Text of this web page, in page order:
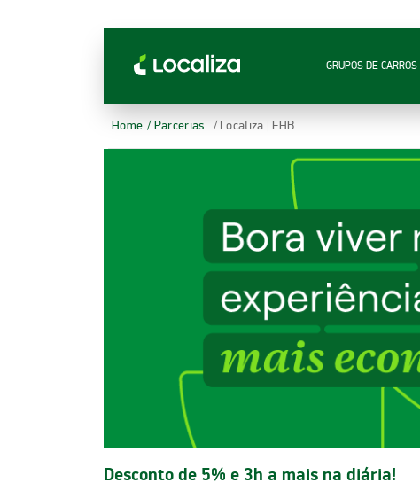
GRUPOS DE CARROS
Home / Parcerias / Localiza | FHB
Desconto de 5% e 3h a mais na diária!